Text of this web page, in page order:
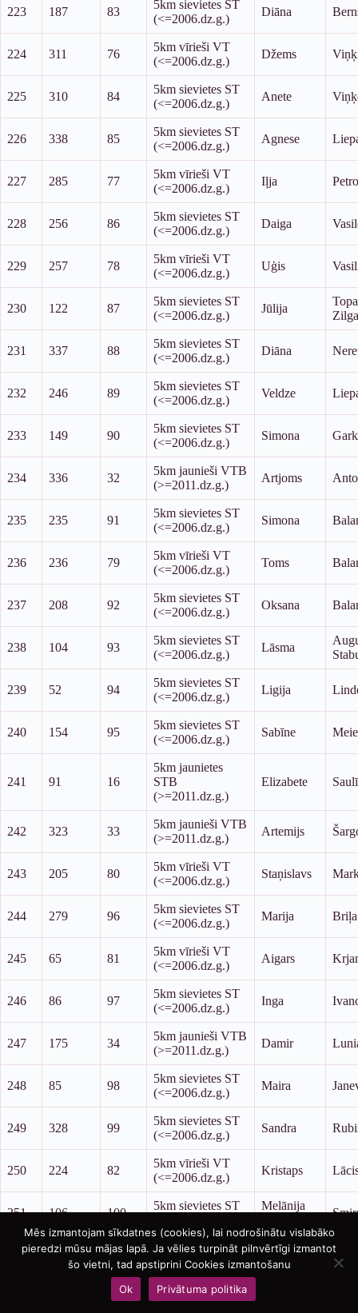
223 187 83
5km sievietes ST
(<=2006.dz.g.)
Diāna
224 311 76
5km vīrieši VT
(<=2006.dz.g.)
Džems
225 310 84
5km sievietes ST
(<=2006.dz.g.)
Anete
226 338 85
5km sievietes ST
(<=2006.dz.g.)
Agnese
227 285 77
5km vīrieši VT
(<=2006.dz.g.)
Iļja
228 256 86
5km sievietes ST
(<=2006.dz.g.)
Daiga
229 257 78
5km vīrieši VT
(<=2006.dz.g.)
Uģis
230 122 87
5km sievietes ST
(<=2006.dz.g.)
Jūlija
231 337 88
5km sievietes ST
(<=2006.dz.g.)
Diāna
232 246 89
5km sievietes ST
(<=2006.dz.g.)
Veldze
233 149 90
5km sievietes ST
(<=2006.dz.g.)
Simona
234 336 32
5km jaunieši VTB
(>=2011.dz.g.)
Artjoms
235 235 91
5km sievietes ST
(<=2006.dz.g.)
Simona
236 236 79
5km vīrieši VT
(<=2006.dz.g.)
Toms
237 208 92
5km sievietes ST
(<=2006.dz.g.)
Oksana
238 104 93
5km sievietes ST
(<=2006.dz.g.)
Lāsma
239 52 94
5km sievietes ST
(<=2006.dz.g.)
Ligija
240 154 95
5km sievietes ST
(<=2006.dz.g.)
Sabīne
241 91 16
5km jaunietes
STB
(>=2011.dz.g.)
Elizabete
242 323 33
5km jaunieši VTB
(>=2011.dz.g.)
Artemijs
243 205 80
5km vīrieši VT
(<=2006.dz.g.)
Staņislavs
244 279 96
5km sievietes ST
(<=2006.dz.g.)
Marija Briļa
245 65 81
5km vīrieši VT
(<=2006.dz.g.)
Aigars
246 86 97
5km sievietes ST
(<=2006.dz.g.)
Inga
247 175 34
5km jaunieši VTB
(>=2011.dz.g.)
Damir
248 85 98
5km sievietes ST
(<=2006.dz.g.)
Maira
249 328 99
5km sievietes ST
(<=2006.dz.g.)
Sandra
250 224 82
5km vīrieši VT
(<=2006.dz.g.)
Kristaps
251 106 100
5km sievietes ST
Melānija
252 262 101
5km sievietes ST
(<=2006.dz.g.)
Ieva
102
5km sievietes ST
(<=2006.dz.g.)
Mēs izmantojam sīkdatnes (cookies), lai nodrošinātu vislabāko
pieredzi mūsu mājas lapā. Ja vēlies turpināt pilnvērtīgi izmantot
šo vietni, tad apstiprini Cookies izmantošanu
Ok
Privātuma politika